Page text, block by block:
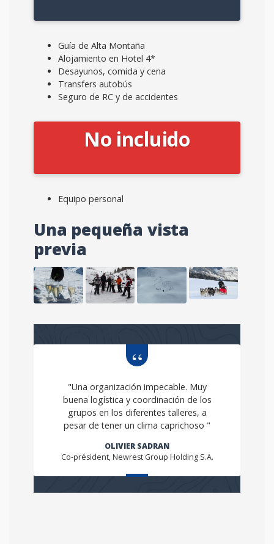
Guía de Alta Montaña
Alojamiento en Hotel 4*
Desayunos, comida y cena
Transfers autobús
Seguro de RC y de accidentes
No incluido
Equipo personal
Una pequeña vista
previa
"Una organización impecable. Muy
buena logística y coordinación de los
grupos en los diferentes talleres, a
pesar de tener un clima caprichoso "
OLIVIER SADRAN
Co-président, Newrest Group Holding S.A.